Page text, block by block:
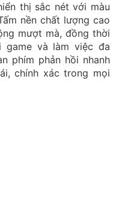
thị sắc nét với màu
nền chất lượng cao
mượt mà, đồng thời
và làm việc đa
phím phản hồi nhanh
chính xác trong mọi